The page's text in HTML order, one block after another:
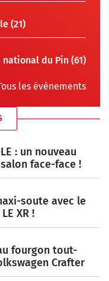
(21)
du Pin (61)
les évènements
: un nouveau
face-face !
soute avec le
XR !
fourgon tout-
Crafter